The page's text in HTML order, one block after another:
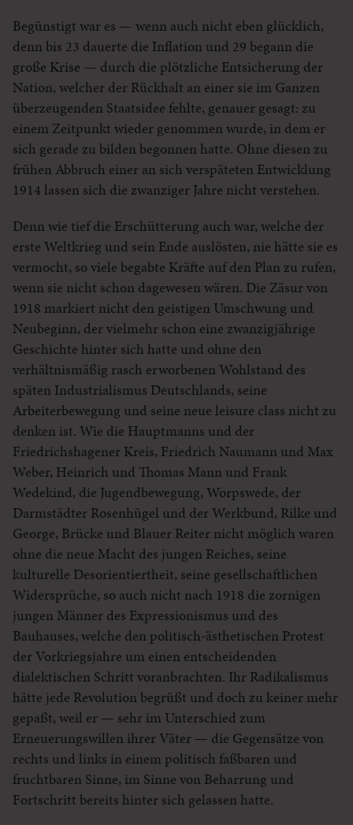
Begünstigt war es — wenn auch nicht eben glücklich,
denn bis 23 dauerte die Inflation und 29 begann die
große Krise — durch die plötzliche Entsicherung der
Nation, welcher der Rückhalt an einer sie im Ganzen
überzeugenden Staatsidee fehlte, genauer gesagt: zu
einem Zeitpunkt wieder genommen wurde, in dem er
sich gerade zu bilden begonnen hatte. Ohne diesen zu
frühen Abbruch einer an sich verspäteten Entwicklung
1914 lassen sich die zwanziger Jahre nicht verstehen.
Denn wie tief die Erschütterung auch war, welche der
erste Weltkrieg und sein Ende auslösten, nie hätte sie es
vermocht, so viele begabte Kräfte auf den Plan zu rufen,
wenn sie nicht schon dagewesen wären. Die Zäsur von
1918 markiert nicht den geistigen Umschwung und
Neubeginn, der vielmehr schon eine zwanzigjährige
Geschichte hinter sich hatte und ohne den
verhältnismäßig rasch erworbenen Wohlstand des
späten Industrialismus Deutschlands, seine
Arbeiterbewegung und seine neue leisure class nicht zu
denken ist. Wie die Hauptmanns und der
Friedrichshagener Kreis, Friedrich Naumann und Max
Weber, Heinrich und Thomas Mann und Frank
Wedekind, die Jugendbewegung, Worpswede, der
Darmstädter Rosenhügel und der Werkbund, Rilke und
George, Brücke und Blauer Reiter nicht möglich waren
ohne die neue Macht des jungen Reiches, seine
kulturelle Desorientiertheit, seine gesellschaftlichen
Widersprüche, so auch nicht nach 1918 die zornigen
jungen Männer des Expressionismus und des
Bauhauses, welche den politisch-ästhetischen Protest
der Vorkriegsjahre um einen entscheidenden
dialektischen Schritt voranbrachten. Ihr Radikalismus
hätte jede Revolution begrüßt und doch zu keiner mehr
gepaßt, weil er — sehr im Unterschied zum
Erneuerungswillen ihrer Väter — die Gegensätze von
rechts und links in einem politisch faßbaren und
fruchtbaren Sinne, im Sinne von Beharrung und
Fortschritt bereits hinter sich gelassen hatte.